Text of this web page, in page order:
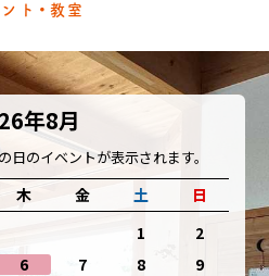
ト・教室
年8月
日のイベントが表示されます。
木 金 土
日
1
2
6 7 8
9